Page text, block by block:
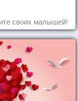
своих малышей!